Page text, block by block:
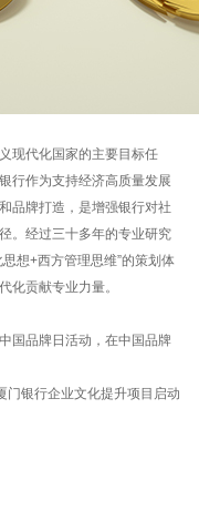
现代化国家的主要目标任
行作为支持经济高质量发展
品牌打造，是增强银行对社
。经过三十多年的专业研究
想+西方管理思维”的策划体
化贡献专业力量。
国品牌日活动，在中国品牌
门银行企业文化提升项目启动